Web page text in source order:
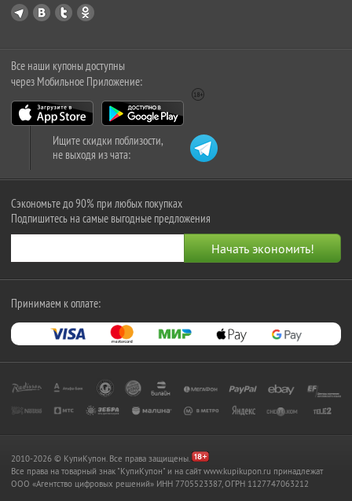
Все наши купоны доступны
через Мобильное Приложение:
Ищите скидки поблизости,
не выходя из чата:
Сэкономьте до 90% при любых покупках
Подпишитесь на самые выгодные предложения
Принимаем к оплате:
2010-2026 © КупиКупон. Все права защищены.
Все права на товарный знак "КупиКупон" и на сайт www.kupikupon.ru принадлежат
OOO «Агентство цифровых решений» ИНН 7705523387, ОГРН 1127747063212